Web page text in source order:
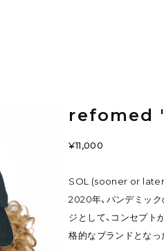
refomed
¥11,000
SOL (sooner or
2020年、パンデミック
ジとして、コンセプト
格的なブランドとな